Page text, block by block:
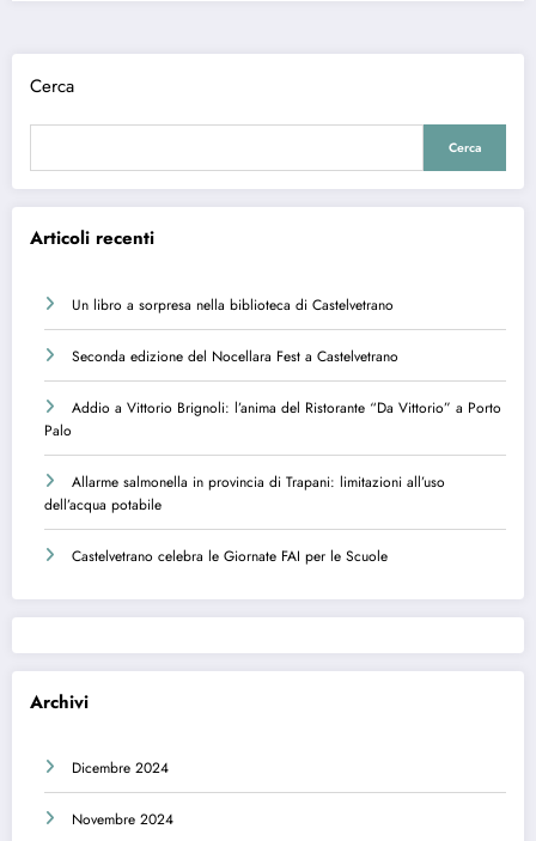
Cerca
Cerca
Articoli recenti
Un libro a sorpresa nella biblioteca di Castelvetrano
Seconda edizione del Nocellara Fest a Castelvetrano
Addio a Vittorio Brignoli: l’anima del Ristorante “Da Vittorio” a Porto
Palo
Allarme salmonella in provincia di Trapani: limitazioni all’uso
dell’acqua potabile
Castelvetrano celebra le Giornate FAI per le Scuole
Archivi
Dicembre 2024
Novembre 2024